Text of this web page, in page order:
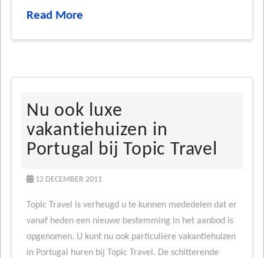
Read More
Nu ook luxe
vakantiehuizen in
Portugal bij Topic Travel
12 DECEMBER 2011
Topic Travel is verheugd u te kunnen mededelen dat er
vanaf heden een nieuwe bestemming in het aanbod is
opgenomen. U kunt nu ook particuliere vakantiehuizen
in Portugal huren bij Topic Travel. De schitterende